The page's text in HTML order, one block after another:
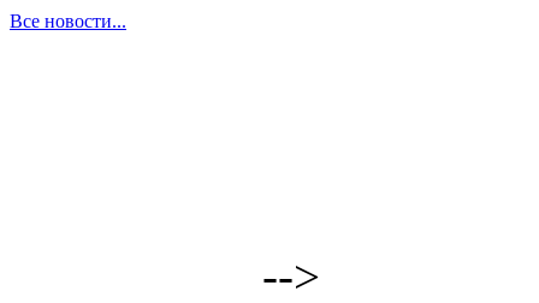
Все новости...
-->